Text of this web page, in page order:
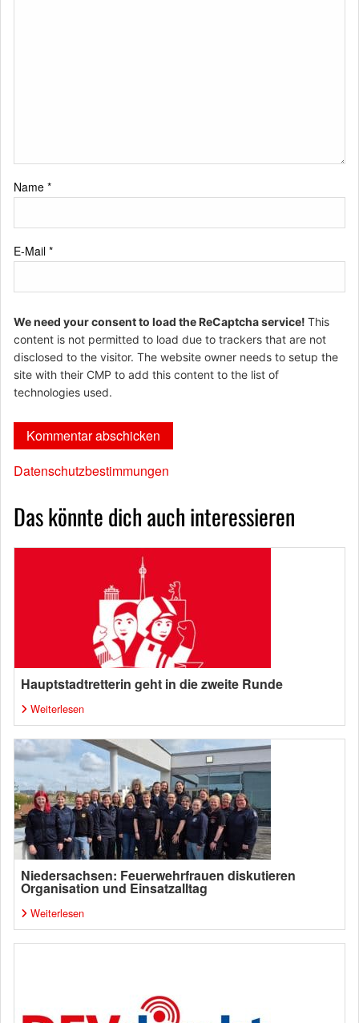
Name *
E-Mail *
We need your consent to load the ReCaptcha service! This
content is not permitted to load due to trackers that are not
disclosed to the visitor. The website owner needs to setup the
site with their CMP to add this content to the list of
technologies used.
Datenschutzbestimmungen
Das könnte dich auch interessieren
Hauptstadtretterin geht in die zweite Runde
Weiterlesen
Niedersachsen: Feuerwehrfrauen diskutieren
Organisation und Einsatzalltag
Weiterlesen